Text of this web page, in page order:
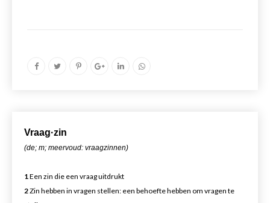
Vraag·zin
(de; m; meervoud: vraagzinnen)
1Een zin die een vraag uitdrukt
2Zin hebben in vragen stellen: een behoefte hebben om vragen te